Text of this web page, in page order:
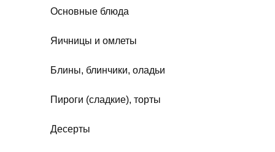
Основные блюда
Яичницы и омлеты
Блины, блинчики, оладьи
Пироги (сладкие), торты
Десерты